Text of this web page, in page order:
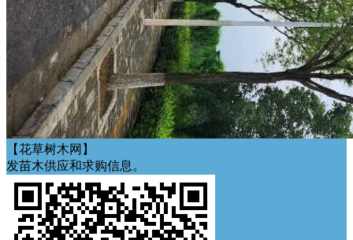
【花草树木网】
发苗木供应和求购信息。